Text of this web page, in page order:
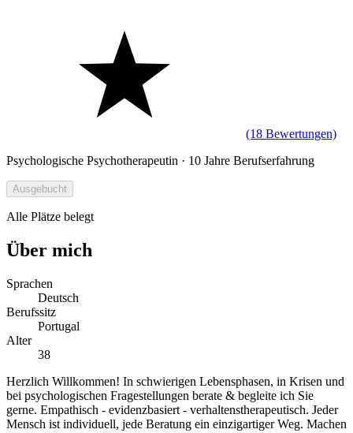
(18 Bewertungen)
Psychologische Psychotherapeutin · 10 Jahre Berufserfahrung
Ausgebucht
Alle Plätze belegt
Über mich
Sprachen
Deutsch
Berufssitz
Portugal
Alter
38
Herzlich Willkommen! In schwierigen Lebensphasen, in Krisen und
bei psychologischen Fragestellungen berate & begleite ich Sie
gerne. Empathisch - evidenzbasiert - verhaltenstherapeutisch. Jeder
Mensch ist individuell, jede Beratung ein einzigartiger Weg. Machen